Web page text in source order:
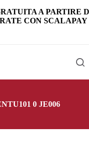
A PARTIRE
CON SCALAPAY
0 JE006